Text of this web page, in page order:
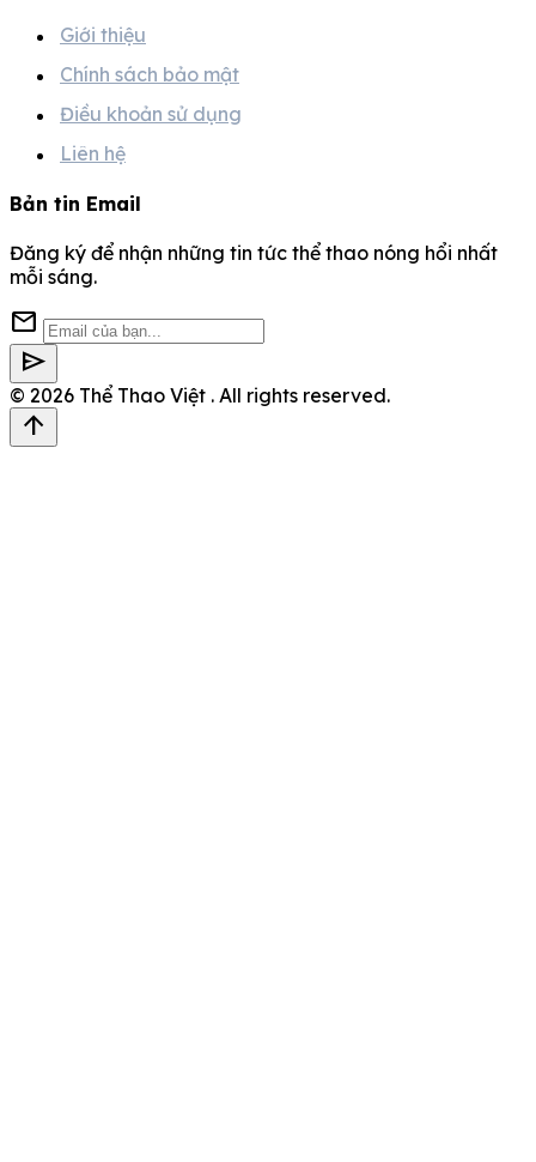
Giới thiệu
Chính sách bảo mật
Điều khoản sử dụng
Liên hệ
Bản tin Email
Đăng ký để nhận những tin tức thể thao nóng hổi nhất
mỗi sáng.
mail
send
© 2026 Thể Thao Việt . All rights reserved.
arrow_upward